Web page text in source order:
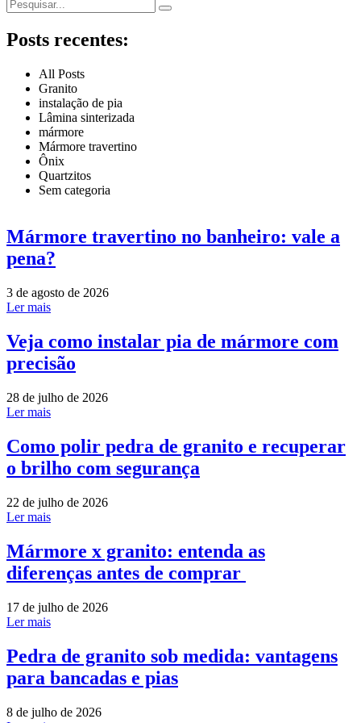
Posts recentes:
All Posts
Granito
instalação de pia
Lâmina sinterizada
mármore
Mármore travertino
Ônix
Quartzitos
Sem categoria
Mármore travertino no banheiro: vale a
pena?
3 de agosto de 2026
Ler mais
Veja como instalar pia de mármore com
precisão
28 de julho de 2026
Ler mais
Como polir pedra de granito e recuperar
o brilho com segurança
22 de julho de 2026
Ler mais
Mármore x granito: entenda as
diferenças antes de comprar
17 de julho de 2026
Ler mais
Pedra de granito sob medida: vantagens
para bancadas e pias
8 de julho de 2026